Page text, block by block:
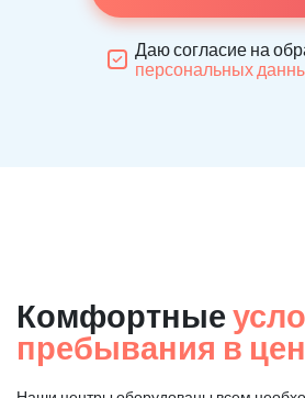
Даю согласие на
персональных
Комфортные
пребывания в